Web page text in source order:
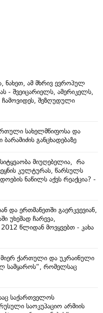
ნახეთ, ამ მხრივ ევროპულ
- შვეიცარიელს, ამერიკელს,
შეზღუდული
სახელმწიფოსა და
განცხადებაზე
მიუღებელია, რა
კულტურას, წარსულს
ნაწილს აქვს რეაქცია? -
და ერთმანეთში გაერკვევიან,
უხეშად ჩარევა,
2012 წლიდან მოვყვებთ - კახა
მიერ ქართული და უკრაინული
სამყაროს“, რომელსაც
საქართველოს
საოკუპაციო არმიის